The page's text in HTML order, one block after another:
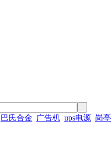
巴氏合金 广告机 ups电源 岗亭